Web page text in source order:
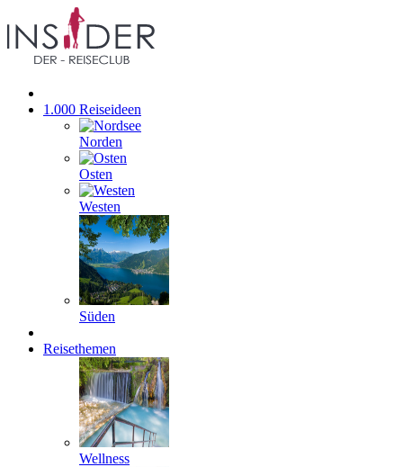
1.000 Reiseideen
Norden
Osten
Westen
Süden
Reisethemen
Wellness